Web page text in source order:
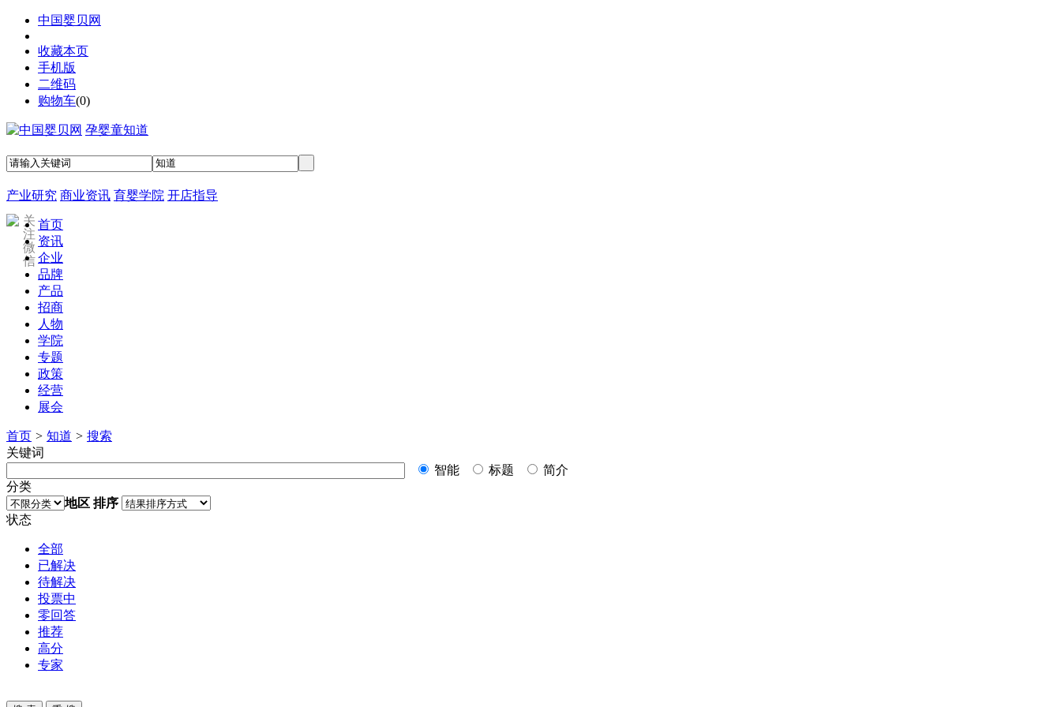
中国婴贝网
收藏本页
手机版
二维码
购物车(0)
孕婴童知道
产业研究 商业资讯 育婴学院 开店指导
关
注
微
信
首页
资讯
企业
品牌
产品
招商
人物
学院
专题
政策
经营
展会
首页 > 知道 > 搜索
关键词
智能
标题
简介
分类
地区 排序
状态
全部
已解决
待解决
投票中
零回答
推荐
高分
专家